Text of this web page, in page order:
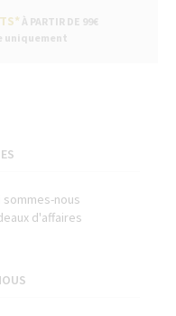
À PARTIR DE 99€
uniquement
sommes-nous
d'affaires